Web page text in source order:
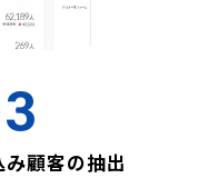
顧客の抽出